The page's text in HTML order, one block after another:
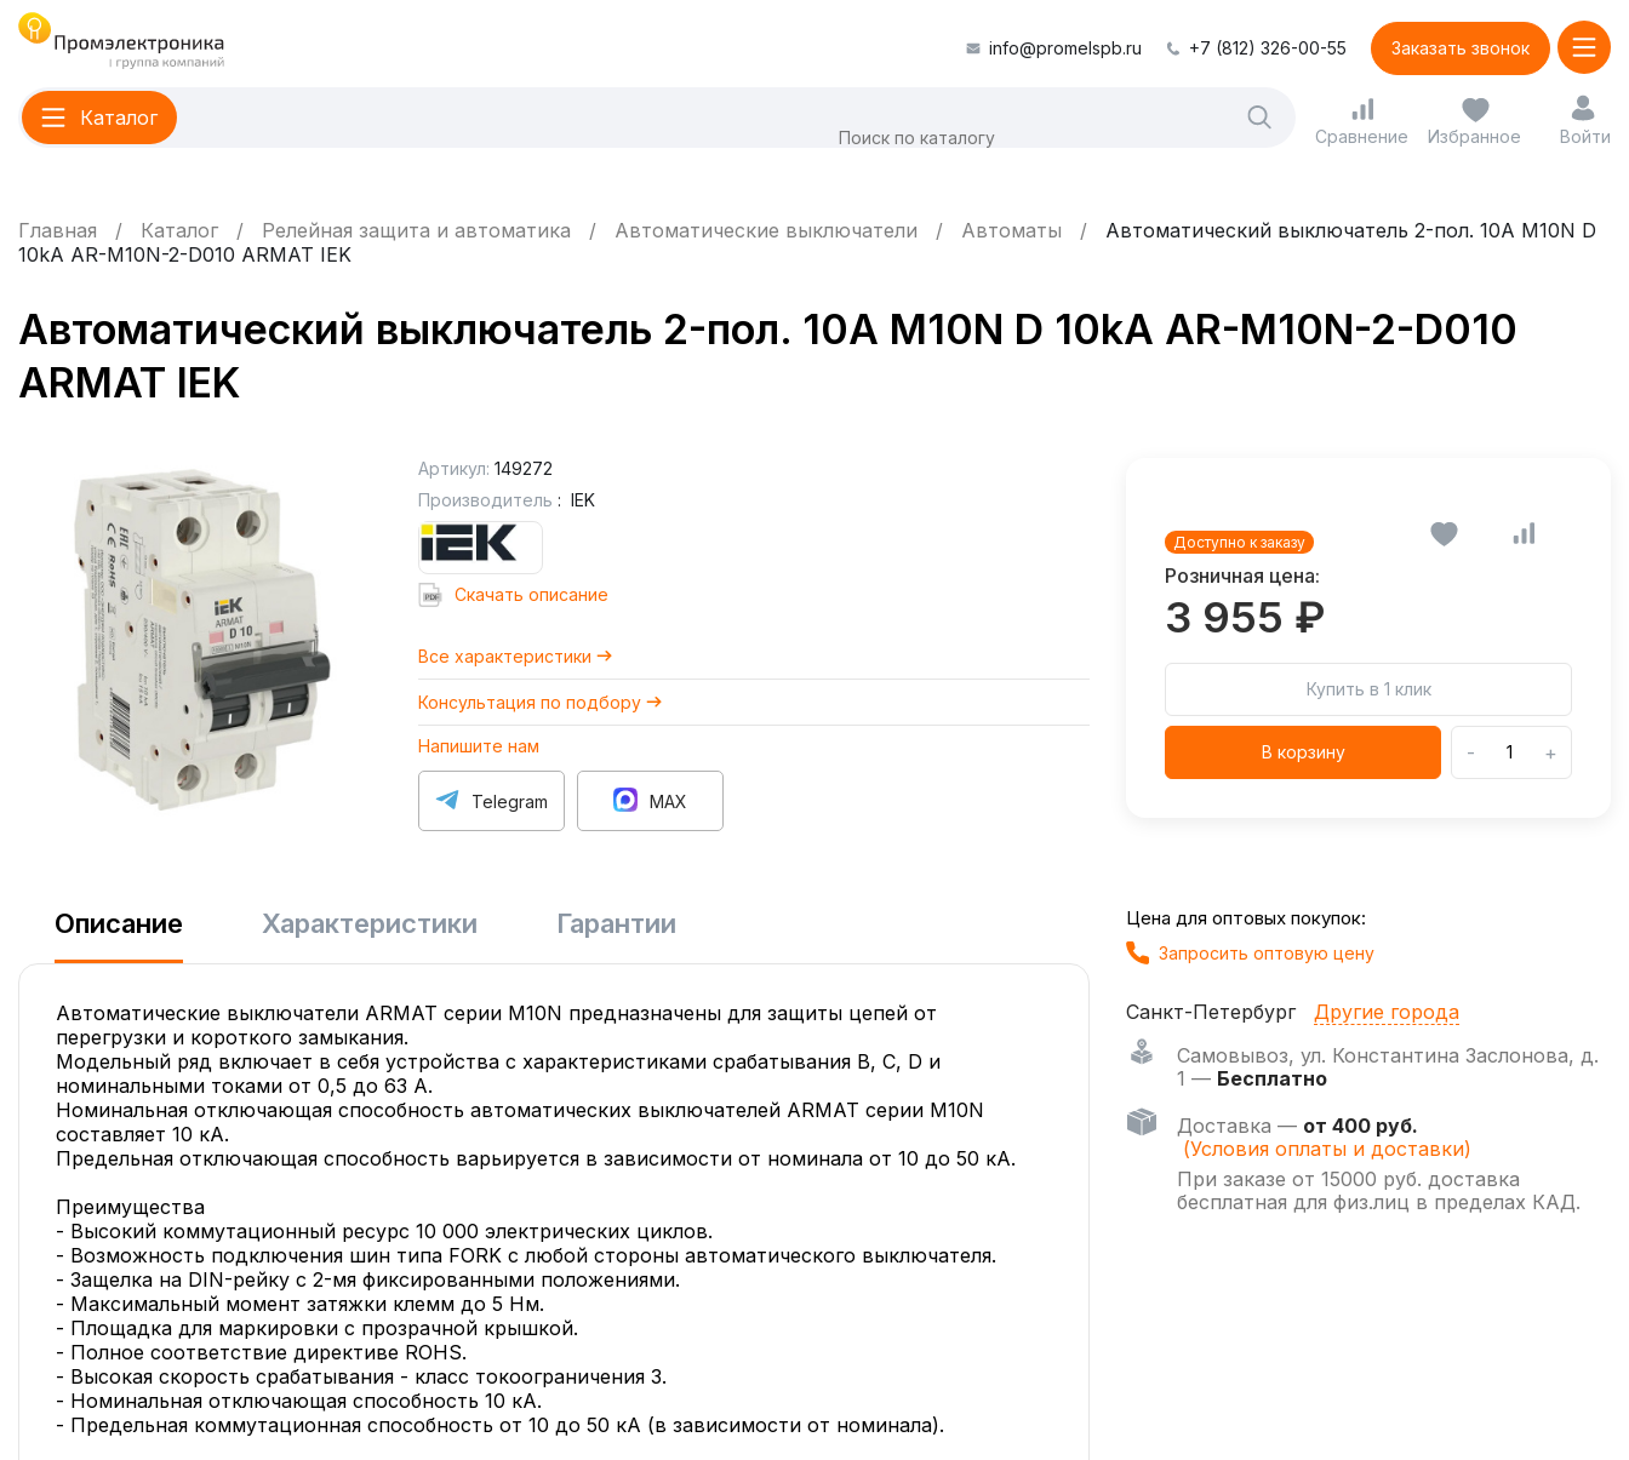
info@promelspb.ru +7 (812) 326-00-55 Заказать звонок
Каталог
Сравнение Избранное Войти
Главная Каталог Релейная защита и автоматика Автоматические выключатели Автоматы
Автоматический выключатель 2-пол. 10А M10N D
10kA AR-M10N-2-D010 ARMAT IEK
Автоматический выключатель 2-пол. 10А M10N D 10kA AR-M10N-2-D010
ARMAT IEK
Артикул: 149272
Производитель : IEK
Cкачать описание
Все характеристики
Консультация по подбору
Напишите нам
Telegram MAX
Доступно к заказу
Розничная цена:
3 955 ₽
Купить в 1 клик
В корзину - +
Описание Характеристики Гарантии
Автоматические выключатели ARMAT серии M10N предназначены для защиты цепей от
перегрузки и короткого замыкания.
Модельный ряд включает в себя устройства с характеристиками срабатывания B, C, D и
номинальными токами от 0,5 до 63 А.
Номинальная отключающая способность автоматических выключателей ARMAT серии M10N
составляет 10 кА.
Предельная отключающая способность варьируется в зависимости от номинала от 10 до 50 кА.
Преимущества
- Высокий коммутационный ресурс 10 000 электрических циклов.
- Возможность подключения шин типа FORK с любой стороны автоматического выключателя.
- Защелка на DIN-рейку с 2-мя фиксированными положениями.
- Максимальный момент затяжки клемм до 5 Нм.
- Площадка для маркировки с прозрачной крышкой.
- Полное соответствие директиве ROHS.
- Высокая скорость срабатывания - класс токоограничения 3.
- Номинальная отключающая способность 10 кА.
- Предельная коммутационная способность от 10 до 50 кА (в зависимости от номинала).
Цена для оптовых покупок:
Запросить оптовую цену
Санкт-Петербург
Другие города
Самовывоз, ул. Константина Заслонова, д.
1 — Бесплатно
Доставка — от 400 руб.
(Условия оплаты и доставки)
При заказе от 15000 руб. доставка
бесплатная для физ.лиц в пределах КАД.